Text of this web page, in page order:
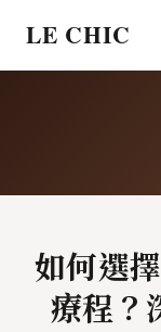
LE CHIC
如何選
療程？